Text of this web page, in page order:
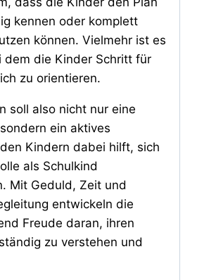
kennen oder komplett
können. Vielmehr ist es
dem die Kinder Schritt für
zu orientieren.
soll also nicht nur eine
ein aktives
Kindern dabei hilft, sich
als Schulkind
Mit Geduld, Zeit und
entwickeln die
Freude daran, ihren
zu verstehen und